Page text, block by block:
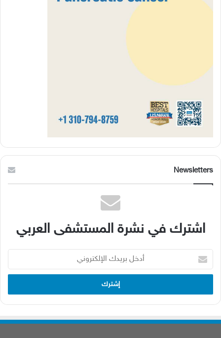
Newsletters
اشترك في نشرة المستشفى العربي
بريدك
الإلكتروني